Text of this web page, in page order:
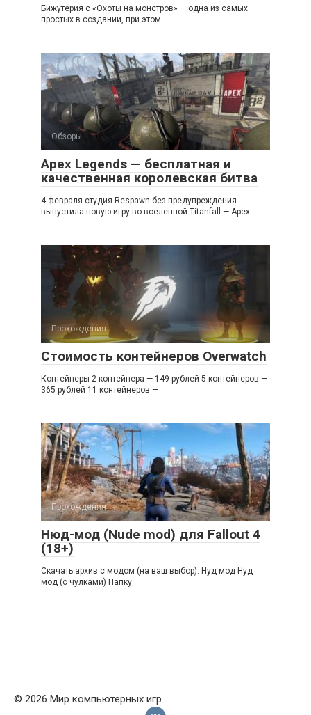
Бижутерия с «Охоты на монстров» — одна из самых
простых в создании, при этом
Обзоры
Apex Legends — бесплатная и
качественная королевская битва
4 февраля студия Respawn без предупреждения
выпустила новую игру во вселенной Titanfall — Apex
Прохождения
Стоимость контейнеров Overwatch
Контейнеры 2 контейнера — 149 рублей 5 контейнеров —
365 рублей 11 контейнеров —
Прохождения
Нюд-мод (Nude mod) для Fallout 4
(18+)
Скачать архив с модом (на ваш выбор): Нуд мод Нуд
мод (с чулками) Папку
© 2026 Мир компьютерных игр